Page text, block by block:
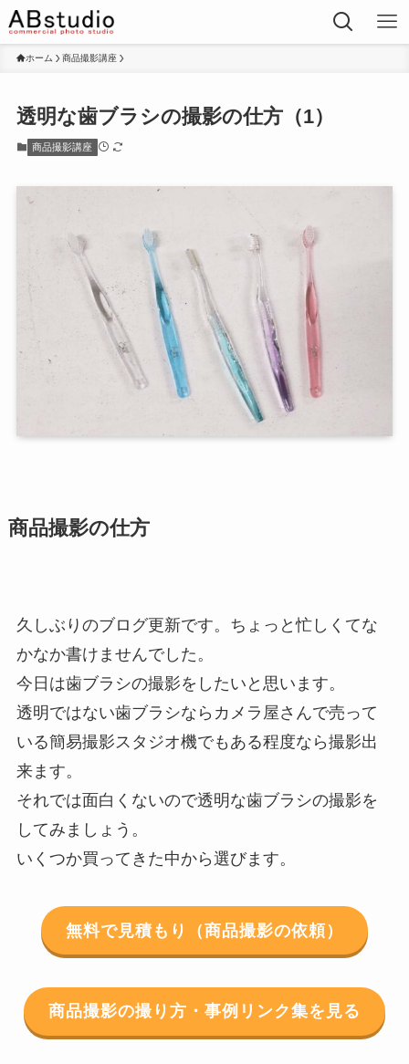
ホーム 商品撮影講座
透明な歯ブラシの撮影の仕方（1）
商品撮影講座
商品撮影の仕方
久しぶりのブログ更新です。ちょっと忙しくてな
かなか書けませんでした。
今日は歯ブラシの撮影をしたいと思います。
透明ではない歯ブラシならカメラ屋さんで売って
いる簡易撮影スタジオ機でもある程度なら撮影出
来ます。
それでは面白くないので透明な歯ブラシの撮影を
してみましょう。
いくつか買ってきた中から選びます。
無料で見積もり（商品撮影の依頼）
商品撮影の撮り方・事例リンク集を見る